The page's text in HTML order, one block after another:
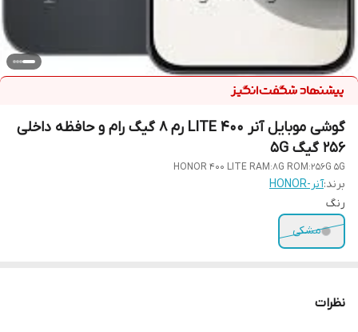
گوشی موبایل آنر 400 LITE رم 8 گیگ رام و حافظه داخلی
256 گیگ 5G
HONOR 400 LITE RAM:8G ROM:256G 5G
برند:آنر-HONOR
رنگ
مشکی
نظرات